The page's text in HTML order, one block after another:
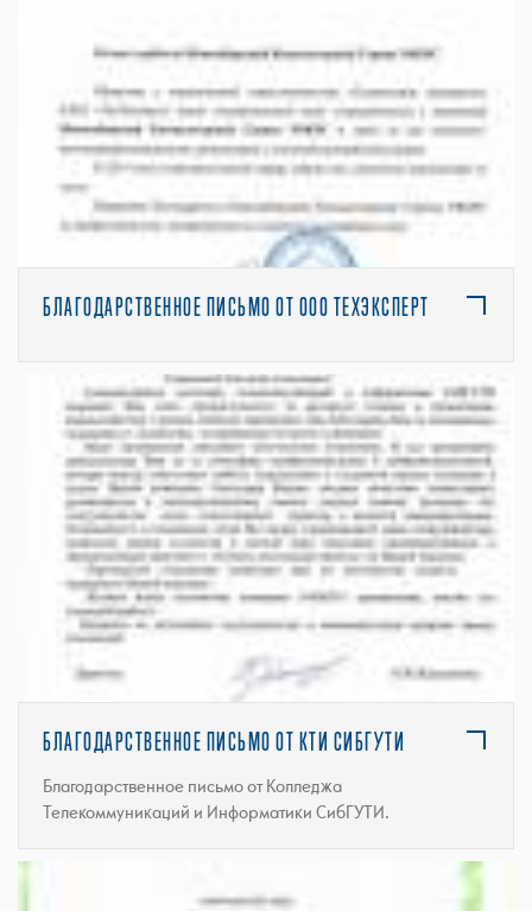
ПОСМОТРЕТЬ ПОЛНОСТЬЮ
БЛАГОДАРСТВЕННОЕ ПИСЬМО ОТ ООО ТЕХЭКСПЕРТ
ПОСМОТРЕТЬ ПОЛНОСТЬЮ
БЛАГОДАРСТВЕННОЕ ПИСЬМО ОТ КТИ СИБГУТИ
Благодарственное письмо от Колледжа
Телекоммуникаций и Информатики СибГУТИ.